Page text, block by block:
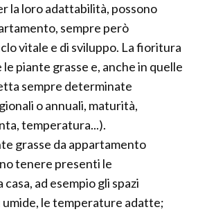
la loro adattabilità, possono
sempre però
vitale e di sviluppo. La fioritura
piante grasse e, anche in quelle
sempre determinate
o annuali, maturità,
temperatura...).
grasse da appartamento
tenere presenti le
ad esempio gli spazi
umide, le temperature adatte;